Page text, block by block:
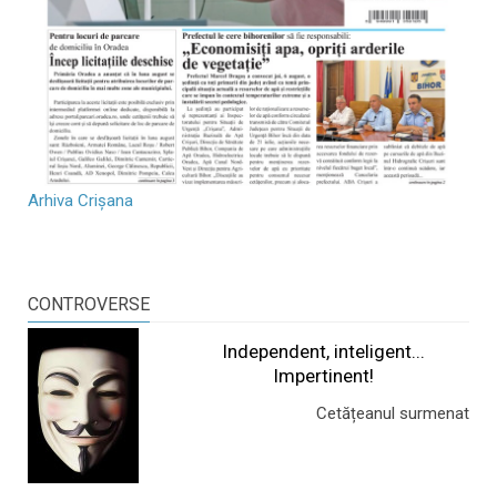
Arhiva Crișana
CONTROVERSE
Independent, inteligent...
Impertinent!
Cetățeanul surmenat